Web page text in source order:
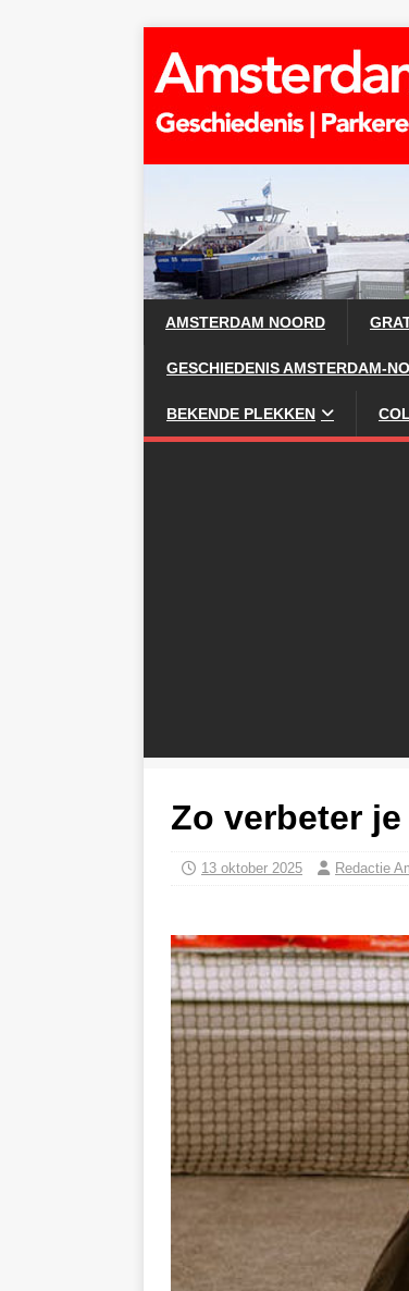
AMSTERDAM NOORD
GESCHIEDENIS AMSTERDAM-
BEKENDE PLEKKEN
Zo verbeter
13 oktober 2025 Redactie